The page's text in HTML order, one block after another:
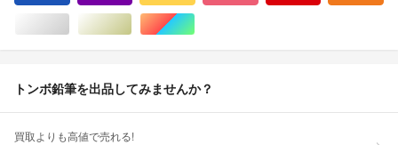
シルバー/銀色系ゴールド/金色系マルチカラー
トンボ鉛筆を出品してみませんか？
買取よりも高値で売れる!